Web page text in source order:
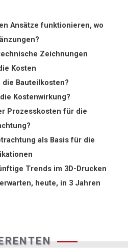
Ansätze funktionieren, wo
Zeichnungen
Kosten
Bauteilkosten?
Kostenwirkung?
Prozesskosten für die
als Basis für die
Trends im 3D-Drucken
heute, in 3 Jahren